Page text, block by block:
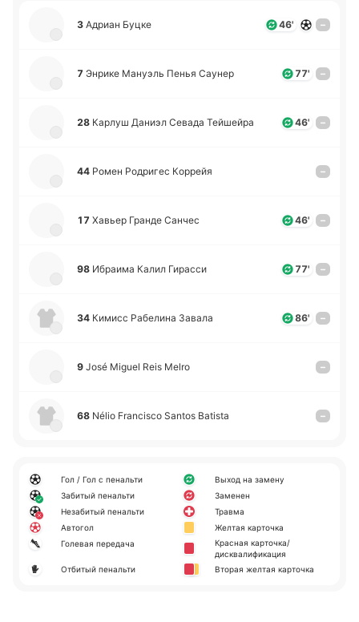
3 Адриан Буцке 46' –
7 Энрике Ма­нуэль Пенья Саунер 77' –
28 Карлуш Даниэл Севада Тей­шей­ра 46' –
44 Ромен Ро­дри­гес Ко­ррейя –
17 Хавьер Гранде Санчес 46' –
98 Ибраи­ма Калил Ги­ра­сси 77' –
34 Кимисс Ра­бе­ли­на Завала 86' –
9 José Miguel Reis Melro –
68 Nélio Francisco Santos Batista –
Гол / Гол с пенальти
Забитый пенальти
Незабитый пенальти
Автогол
Голевая передача
Отбитый пенальти
Выход на замену
Заменен
Травма
Желтая карточка
Красная карточка/
дисквалификация
Вторая желтая карточка